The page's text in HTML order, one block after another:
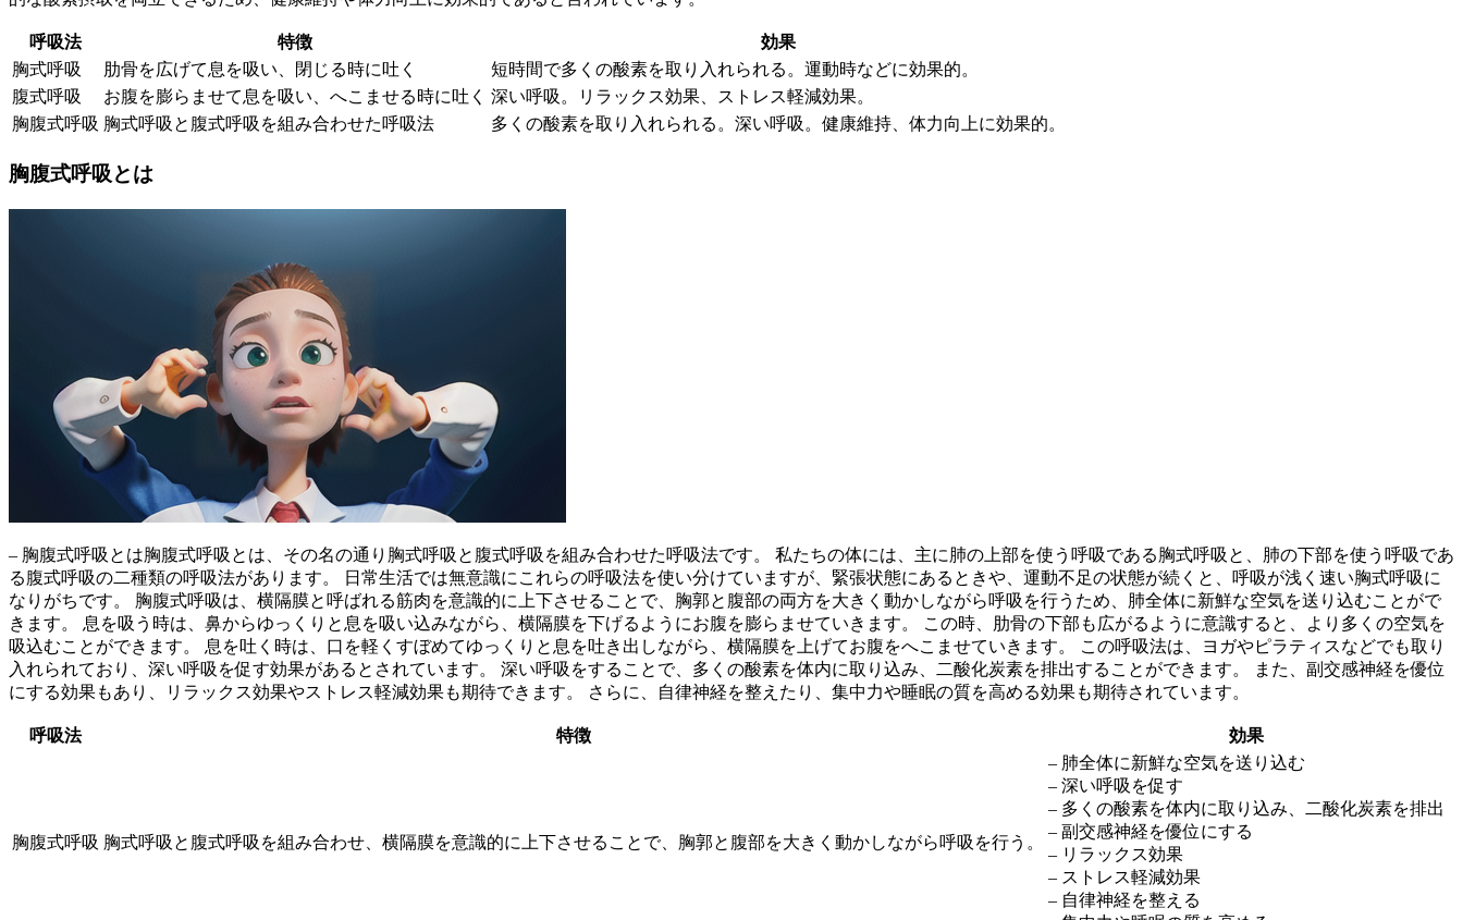
呼吸法 特徴
効果
胸式呼吸
肋骨を広げて息を吸い、閉じる時に吐く
短時間で多くの酸素を取り入れられる。運動時などに効果的。
腹式呼吸
お腹を膨らませて息を吸い、へこませる時に吐く 深い呼吸。リラックス効果、ストレス軽減効果。
胸腹式呼吸 胸式呼吸と腹式呼吸を組み合わせた呼吸法 多くの酸素を取り入れられる。深い呼吸。健康維持、体力向上に効果的。
胸腹式呼吸とは
– 胸腹式呼吸とは胸腹式呼吸とは、その名の通り胸式呼吸と腹式呼吸を組み合わせた呼吸法です。 私たちの体には、主に肺の上部を使う呼吸である胸式呼吸と、肺の下部を使う呼吸であ
る腹式呼吸の二種類の呼吸法があります。 日常生活では無意識にこれらの呼吸法を使い分けていますが、緊張状態にあるときや、運動不足の状態が続くと、呼吸が浅く速い胸式呼吸に
なりがちです。 胸腹式呼吸は、横隔膜と呼ばれる筋肉を意識的に上下させることで、胸郭と腹部の両方を大きく動かしながら呼吸を行う ため、肺全体に新鮮な空気を送り込むことがで
きます。 息を吸う時は、鼻からゆっくりと息を吸い込みながら、横隔膜を下げるようにお腹を膨らませていきます。 この時、肋骨の下部も広がるように意識すると、より多くの空気を
吸込むことができます。 息を吐く時は、口を軽くすぼめてゆっくりと息を吐き出しながら、横隔膜を上げてお腹をへこませていきます。
この呼吸法は、ヨガやピラティスなどでも取り
入れられており、深い呼吸を促す効果があるとされています。
深い呼吸をすることで、多くの酸素を体内に取り込み、二酸化炭素を排出することができます。 また、副交感神経を優位
にする効果もあり、リラックス効果やストレス軽減効果も期待できます。 さらに、自律神経を整えたり、集中力や睡眠の質を高める効果も期待されています。
呼吸法 特徴 効果
胸腹式呼吸 胸式呼吸と腹式呼吸を組み合わせ、横隔膜を意識的に上下させることで、胸郭と腹部を大きく動かしながら呼吸を行う。
– 肺全体に新鮮な空気を送り込む
– 深い呼吸を促す
– 多くの酸素を体内に取り込み、二酸化炭素を排出
– 副交感神経を優位にする
– リラックス効果
– ストレス軽減効果
– 自律神経を整える